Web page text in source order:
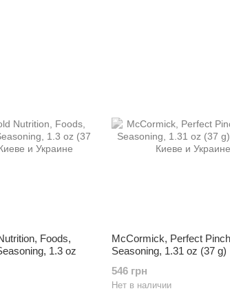
Foods,
1.3 oz
McCormick, Perfect
Seasoning, 1.31 oz (37 g)
546 грн
Нет в наличии